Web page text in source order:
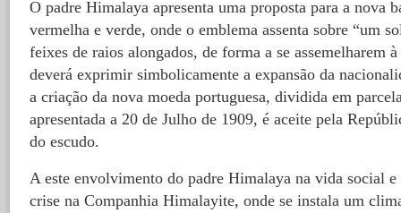
O padre Himalaya apresenta uma proposta para a nova
vermelha e verde, onde o emblema assenta sobre “um
feixes de raios alongados, de forma a se assemelharem
deverá exprimir simbolicamente a expansão da
a criação da nova moeda portuguesa, dividida em
apresentada a 20 de Julho de 1909, é aceite pela
do escudo.
A este envolvimento do padre Himalaya na vida social
crise na Companhia Himalayite, onde se instala um